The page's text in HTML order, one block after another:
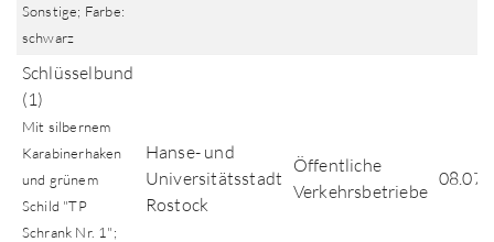
Sonstige; Farbe:
schwarz
Schlüsselbund
(1)
Mit silbernem
Karabinerhaken
und grünem
Schild "TP
Schrank Nr. 1";
Hanse- und
Universitätsstadt
Rostock
Öffentliche
Verkehrsbetriebe